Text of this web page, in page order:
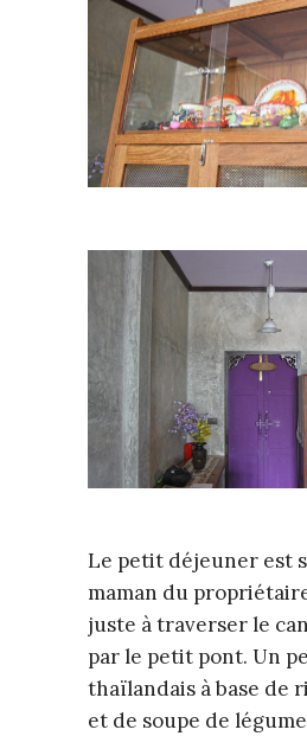
Le petit déjeuner est
maman du
juste à traverser le
par le petit pont. Un
thaïlandais à base de
et de soupe de